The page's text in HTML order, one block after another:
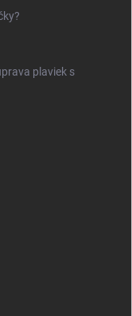
plaviek s